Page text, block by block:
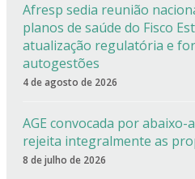
Afresp sedia reunião
planos de saúde do Fisco
atualização regulatória e
autogestões
4 de agosto de 2026
AGE convocada por abaixo-
rejeita integralmente as
8 de julho de 2026